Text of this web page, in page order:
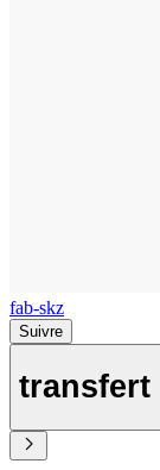
fab-skz
Suivre